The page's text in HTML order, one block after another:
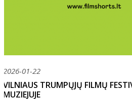
2026-01-22
VILNIAUS TRUMPŲJŲ FILMŲ
MUZIEJUJE